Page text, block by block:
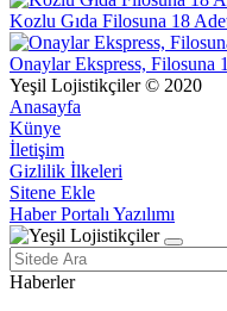
Kozlu Gıda Filosuna 18
Onaylar Ekspress, Filosuna
Yeşil Lojistikçiler © 2020
Anasayfa
Künye
İletişim
Gizlilik İlkeleri
Sitene Ekle
Haber Portalı Yazılımı
Haberler